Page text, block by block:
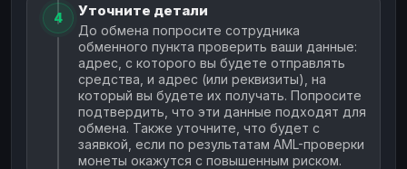
4 Уточните детали
До обмена попросите сотрудника
обменного пункта проверить ваши данные:
адрес, с которого вы будете отправлять
средства, и адрес (или реквизиты), на
который вы будете их получать. Попросите
подтвердить, что эти данные подходят для
обмена. Также уточните, что будет с
заявкой, если по результатам AML-проверки
монеты окажутся с повышенным риском.